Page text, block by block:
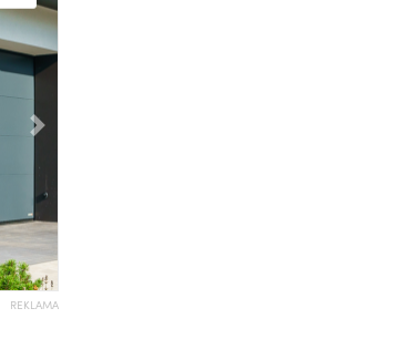
Následující
REKLAMA